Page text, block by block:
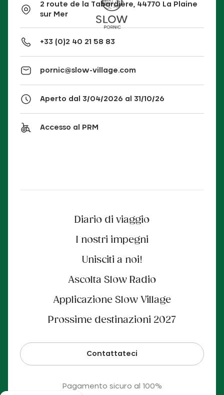
2 route de la Tabardière, 44770 La Plaine
sur Mer
+33 (0)2 40 21 58 83
pornic@slow-village.com
Aperto dal 3/04/2026 al 31/10/26
Accesso al PRM
Diario di viaggio
I nostri impegni
Unisciti a noi!
Ascolta Slow Radio
Applicazione Slow Village
Prossime destinazioni 2027
Contattateci
Pagamento sicuro al 100%